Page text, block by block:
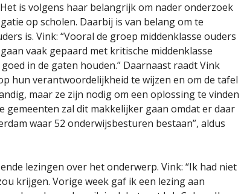
is volgens haar belangrijk om nader onderzoek
op scholen. Daarbij is van belang om te
is. Vink: “Vooral de groep middenklasse ouders
vaak gepaard met kritische middenklasse
in de gaten houden.” Daarnaast raadt Vink
hun verantwoordelijkheid te wijzen en om de tafel
maar ze zijn nodig om een oplossing te vinden
gemeenten zal dit makkelijker gaan omdat er daar
waar 52 onderwijsbesturen bestaan”, aldus
lezingen over het onderwerp. Vink: “Ik had niet
krijgen. Vorige week gaf ik een lezing aan